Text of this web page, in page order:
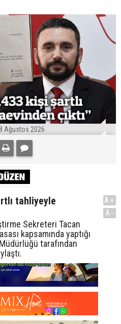
Ağustos 2026
tahliyeyle
Sekreteri Tacan
kapsamında yaptığı
tarafından
A+
A-